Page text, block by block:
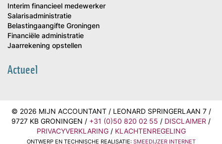
Interim financieel medewerker
Salarisadministratie
Belastingaangifte Groningen
Financiële administratie
Jaarrekening opstellen
Actueel
© 2026 MIJN ACCOUNTANT / LEONARD SPRINGERLAAN 7 /
9727 KB GRONINGEN / +31 (0)50 820 02 55 / DISCLAIMER /
PRIVACYVERKLARING/ KLACHTENREGELING
ONTWERP EN TECHNISCHE REALISATIE: SMEEDIJZER INTERNET